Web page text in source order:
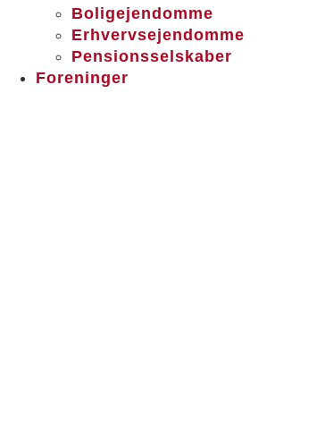
Boligejendomme
Erhvervsejendomme
Pensionsselskaber
Foreninger